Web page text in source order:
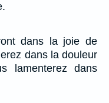
dans la joie de
dans la douleur
lamenterez dans